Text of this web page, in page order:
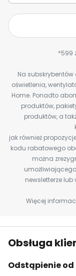
*599
Na subskrybentów
oświetlenia,
Home. Ponadto
produktów,
produktów, a
jak również
kodu rabatowego
można
newsletterze
Więcej
Obsługa
Odstąpienie